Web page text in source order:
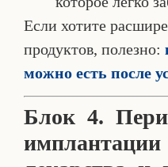
Если хотите
продуктов, полезно:
можно есть после
Блок 4.
имплантации